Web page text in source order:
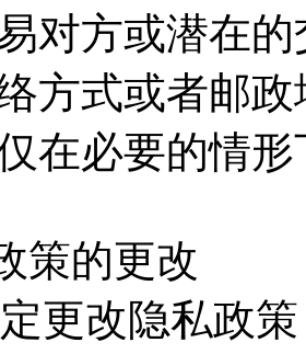
对方或潜在
方式或者邮
在必要的情
策的更改
更改隐私政